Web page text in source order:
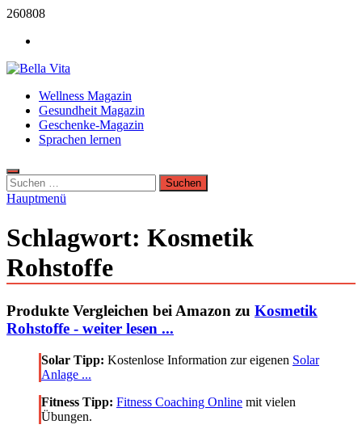
Zum
springen
260808
Bella Vita Wellness Fitness Tipps
Wellness Sport und Erholung mit Bella Vita Fitness Tipps
Wellness Magazin
Gesundheit Magazin
Geschenke-Magazin
Sprachen lernen
Suchen
nach:
Hauptmenü
Schlagwort: Kosmetik
Rohstoffe
Produkte Vergleichen bei Amazon zu Kosmetik
Rohstoffe - weiter lesen ...
Solar Tipp: Kostenlose Information zur eigenen Solar
Anlage ...
Fitness Tipp: Fitness Coaching Online mit vielen
Übungen.